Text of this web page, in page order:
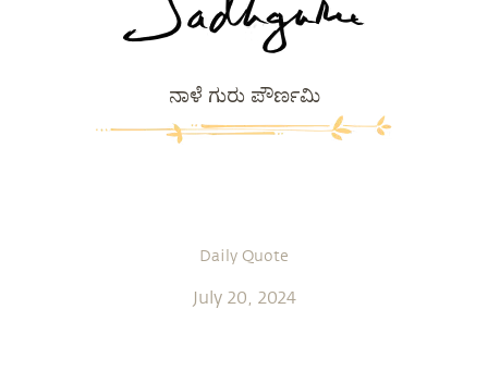
ನಾಳೆ ಗುರು ಪೌರ್ಣಮಿ
Daily Quote
July 20, 2024